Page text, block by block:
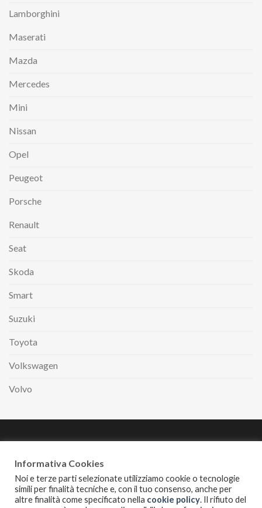
Lamborghini
Maserati
Mazda
Mercedes
Mini
Nissan
Opel
Peugeot
Porsche
Renault
Seat
Skoda
Smart
Suzuki
Toyota
Volkswagen
Volvo
Paga comodamente
a rate con
INFORMATIVA PRIVACY COOKIES POLICY
Informativa Cookies
Noi e terze parti selezionate utilizziamo cookie o tecnologie
simili per finalità tecniche e, con il tuo consenso, anche per
altre finalità come specificato nella cookie policy. Il rifiuto del